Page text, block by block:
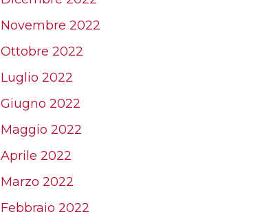
Novembre 2022
Ottobre 2022
Luglio 2022
Giugno 2022
Maggio 2022
Aprile 2022
Marzo 2022
Febbraio 2022